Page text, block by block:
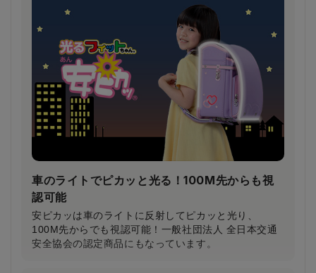
鎖骨から大胸筋へかかる圧力が約30％軽減！
（当社比）
柔らかいクッション＆特許登録された特殊構造の楽ッ
ションによって、肩への圧力が分散され、体への負担
が軽減されます。
車のライトでピカッと光る！100M先からも視
認可能
安ピカッは車のライトに反射してピカッと光り、
100M先からでも視認可能！一般社団法人 全日本交通
安全協会の認定商品にもなっています。